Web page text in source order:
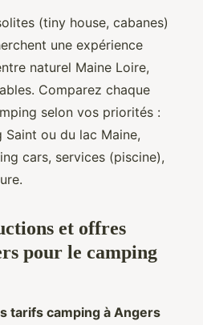
(tiny house, cabanes)
une expérience
naturel Maine Loire,
Comparez chaque
selon vos priorités :
ou du lac Maine,
cars, services (piscine),
et offres
pour le camping
tarifs camping à Angers